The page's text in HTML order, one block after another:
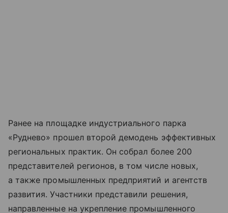
Ранее на площадке индустриального парка
«Руднево» прошел второй демодень эффективных
региональных практик. Он собрал более 200
представителей регионов, в том числе новых,
а также промышленных предприятий и агентств
развития. Участники представили решения,
направленные на укрепление промышленного